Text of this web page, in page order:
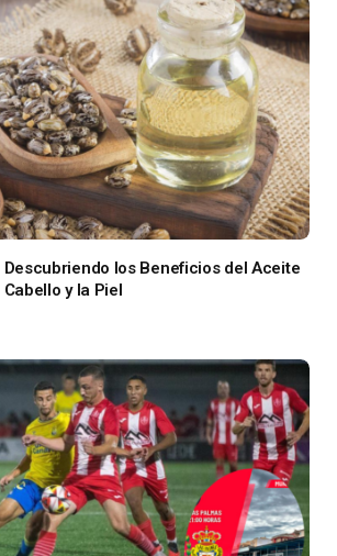
los Beneficios del Aceite
y la Piel